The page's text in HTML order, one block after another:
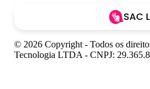
SAC
© 2026 Copyright - Todos os
Tecnologia LTDA - CNPJ: